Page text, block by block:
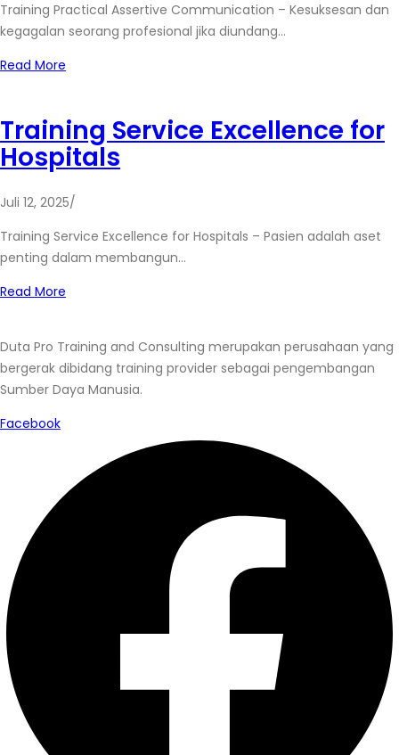
Training Practical Assertive Communication – Kesuksesan dan
kegagalan seorang profesional jika diundang…
Read More
Training Service Excellence for
Hospitals
Juli 12, 2025/
Training Service Excellence for Hospitals – Pasien adalah aset
penting dalam membangun…
Read More
Duta Pro Training and Consulting merupakan perusahaan yang
bergerak dibidang training provider sebagai pengembangan
Sumber Daya Manusia.
Facebook